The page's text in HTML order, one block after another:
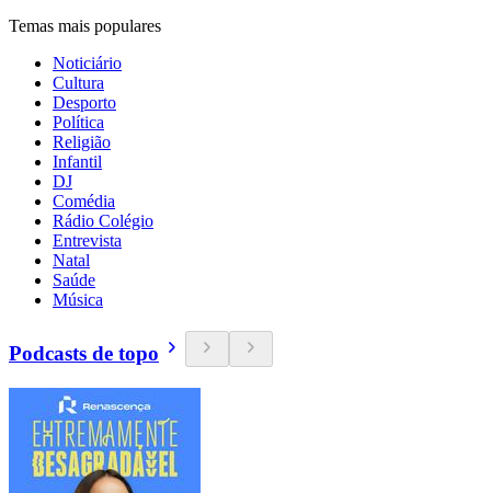
Temas mais populares
Noticiário
Cultura
Desporto
Política
Religião
Infantil
DJ
Comédia
Rádio Colégio
Entrevista
Natal
Saúde
Música
Podcasts de topo